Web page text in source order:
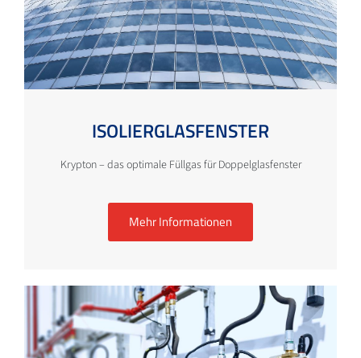
ISOLIERGLASFENSTER
Krypton – das optimale Füllgas für Doppelglasfenster
Mehr Informationen